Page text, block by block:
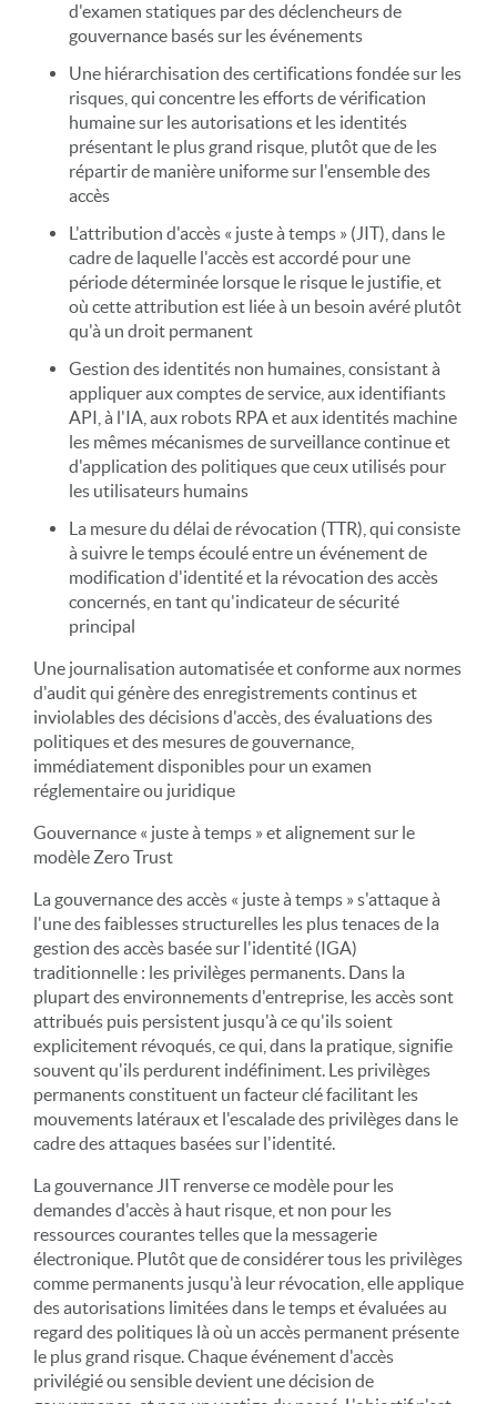
d'examen statiques par des déclencheurs de
gouvernance basés sur les événements
Une hiérarchisation des certifications fondée sur les
risques, qui concentre les efforts de vérification
humaine sur les autorisations et les identités
présentant le plus grand risque, plutôt que de les
répartir de manière uniforme sur l'ensemble des
accès
L'attribution d'accès « juste à temps » (JIT), dans le
cadre de laquelle l'accès est accordé pour une
période déterminée lorsque le risque le justifie, et
où cette attribution est liée à un besoin avéré plutôt
qu'à un droit permanent
Gestion des identités non humaines, consistant à
appliquer aux comptes de service, aux identifiants
API, à l'IA, aux robots RPA et aux identités machine
les mêmes mécanismes de surveillance continue et
d'application des politiques que ceux utilisés pour
les utilisateurs humains
La mesure du délai de révocation (TTR), qui consiste
à suivre le temps écoulé entre un événement de
modification d'identité et la révocation des accès
concernés, en tant qu'indicateur de sécurité
principal
Une journalisation automatisée et conforme aux normes
d'audit qui génère des enregistrements continus et
inviolables des décisions d'accès, des évaluations des
politiques et des mesures de gouvernance,
immédiatement disponibles pour un examen
réglementaire ou juridique
Gouvernance « juste à temps » et alignement sur le
modèle Zero Trust
La gouvernance des accès « juste à temps » s'attaque à
l'une des faiblesses structurelles les plus tenaces de la
gestion des accès basée sur l'identité (IGA)
traditionnelle : les privilèges permanents. Dans la
plupart des environnements d'entreprise, les accès sont
attribués puis persistent jusqu'à ce qu'ils soient
explicitement révoqués, ce qui, dans la pratique, signifie
souvent qu'ils perdurent indéfiniment. Les privilèges
permanents constituent un facteur clé facilitant les
mouvements latéraux et l'escalade des privilèges dans le
cadre des attaques basées sur l'identité.
La gouvernance JIT renverse ce modèle pour les
demandes d'accès à haut risque, et non pour les
ressources courantes telles que la messagerie
électronique. Plutôt que de considérer tous les privilèges
comme permanents jusqu'à leur révocation, elle applique
des autorisations limitées dans le temps et évaluées au
regard des politiques là où un accès permanent présente
le plus grand risque. Chaque événement d'accès
privilégié ou sensible devient une décision de